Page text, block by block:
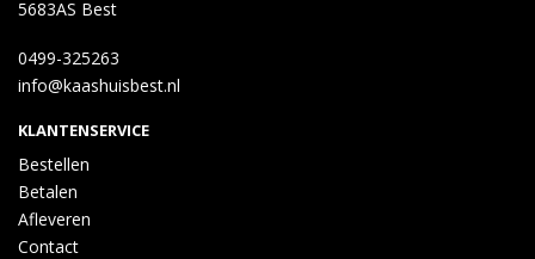
5683AS Best
0499-325263
info@kaashuisbest.nl
KLANTENSERVICE
Bestellen
Betalen
Afleveren
Contact